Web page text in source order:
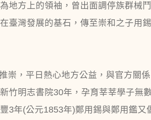
地方上的領袖，曾出面調停族群械
臺灣發展的基石，傳至崇和之子用
，平日熱心地方公益，與官方關
竹明志書院30年，孕育莘莘學子無
3年(公元1853年)鄭用錫與鄭用鑑